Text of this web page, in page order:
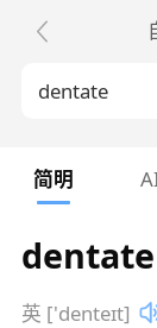
简明
dentate
英 ['denteɪt]